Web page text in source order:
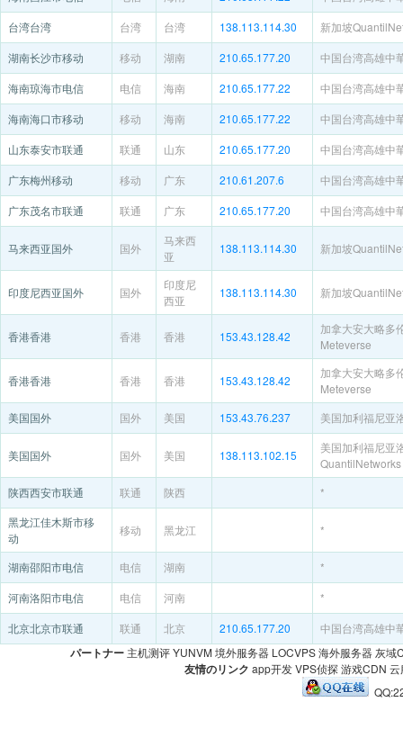
台湾台湾
台湾 台湾 138.113.114.30
新加坡
湖南长沙市移动
移动 湖南 210.65.177.20
中国台湾高雄中
海南琼海市电信
电信 海南 210.65.177.22
中国台湾高雄中
海南海口市移动
移动 海南 210.65.177.22
中国台湾高雄中
山东泰安市联通
联通 山东 210.65.177.20
中国台湾高雄中
广东梅州移动
移动 广东 210.61.207.6
中国台湾高雄中
广东茂名市联通
联通 广东 210.65.177.20 中国台湾高雄中
马来西亚国外 国外
马来西
亚
138.113.114.30 新加坡
印度尼西亚国外 国外
印度尼
西亚
138.113.114.30 新加坡
香港香港 香港 香港 153.43.128.42
加拿大安大略多
Meteverse
香港香港 香港 香港 153.43.128.42
加拿大安大略多
Meteverse
美国国外
国外 美国 153.43.76.237 美国加利福尼亚
美国国外 国外 美国 138.113.102.15
美国加利福尼亚
QuantilNetworks
陕西西安市联通
联通 陕西
*
黑龙江佳木斯市移
动
移动 黑龙江 *
湖南邵阳市电信 电信 湖南
*
河南洛阳市电信
电信 河南
*
北京北京市联通
联通 北京 210.65.177.20 中国台湾高雄中
パートナー 主机测评 YUNVM 境外服务器 LOCVPS 海外服务器 灰域
友情のリンク app开发VPS侦探游戏CDN 云